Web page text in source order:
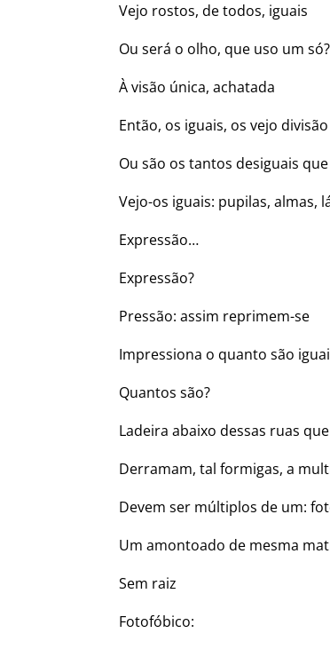
Vejo rostos, de todos, iguais
Ou será o olho, que uso um só?
À visão única, achatada
Então, os iguais, os vejo divisão
Ou são os tantos desiguais
Vejo-os iguais: pupilas, almas,
Expressão…
Expressão?
Pressão: assim reprimem-se
Impressiona o quanto são
Quantos são?
Ladeira abaixo dessas ruas
Derramam, tal formigas, a
Devem ser múltiplos de um:
Um amontoado de mesma
Sem raiz
Fotofóbico: